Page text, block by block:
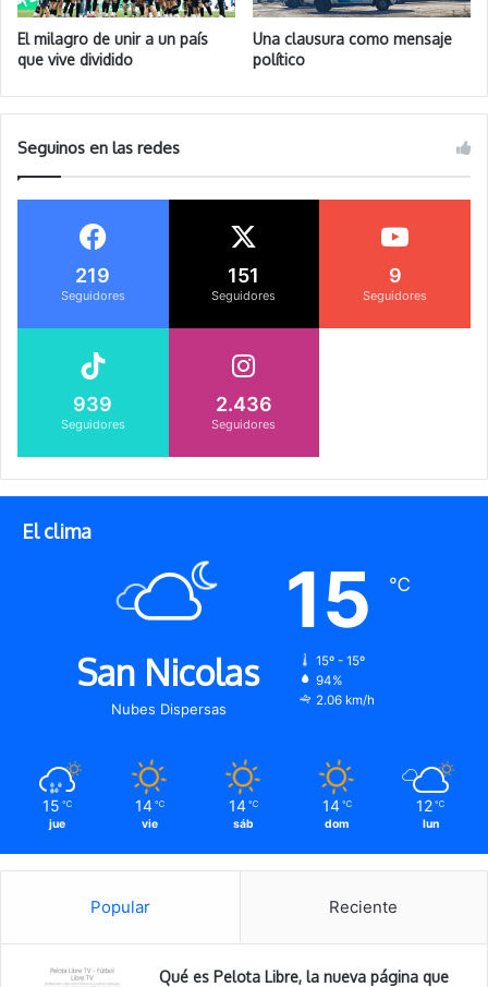
El milagro de unir a un país
que vive dividido
Una clausura como mensaje
político
Seguinos en las redes
219
Seguidores
151
Seguidores
9
Seguidores
939
Seguidores
2.436
Seguidores
El clima
San Nicolas
Nubes Dispersas
15 ℃
15º - 15º
94%
2.06 km/h
15 ℃
jue
14 ℃
vie
14 ℃
sáb
14 ℃
dom
12 ℃
lun
Popular Reciente
Qué es Pelota Libre, la nueva página que